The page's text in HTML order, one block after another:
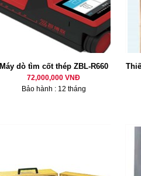
Máy dò tìm cốt thép ZBL-R660
72,000,000 VNĐ
Bảo hành : 12 tháng